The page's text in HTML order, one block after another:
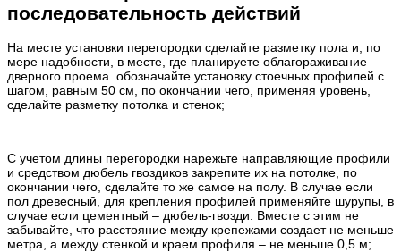
последовательность действий
На месте установки перегородки сделайте разметку пола и, по
мере надобности, в месте, где планируете облагораживание
дверного проема. обозначайте установку стоечных профилей с
шагом, равным 50 см, по окончании чего, применяя уровень,
сделайте разметку потолка и стенок;
С учетом длины перегородки нарежьте направляющие профили
и средством дюбель гвоздиков закрепите их на потолке, по
окончании чего, сделайте то же самое на полу. В случае если
пол древесный, для крепления профилей применяйте шурупы, в
случае если цементный – дюбель-гвозди. Вместе с этим не
забывайте, что расстояние между крепежами создает не меньше
метра, а между стенкой и краем профиля – не меньше 0,5 м;